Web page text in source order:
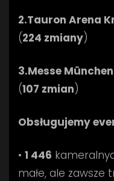
2.Tauron Arena
(224 zmiany)
3.Messe München
(107 zmian)
Obsługujemy
• 1 446
małe, ale zawsze